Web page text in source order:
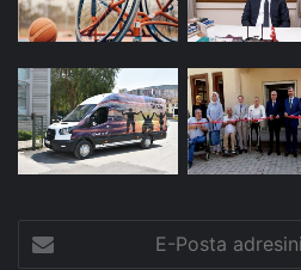
Posta